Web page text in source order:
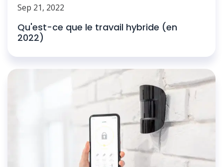
Sep 21, 2022
Qu'est-ce que le travail hybride (en
2022)